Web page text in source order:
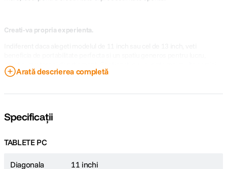
Creati-va propria experienta.
creatie, invatare si divertisment. Gestionati cu usurinta mai multe sarcini
simultan si lucrati fara intreruperi in diverse aplicatii. Luati notite si
impresionanta este garantata, indiferent de dimensiunea aleasa.
Arată descrierea completă
Specificații
TABLETE PC
Diagonala 11 inchi